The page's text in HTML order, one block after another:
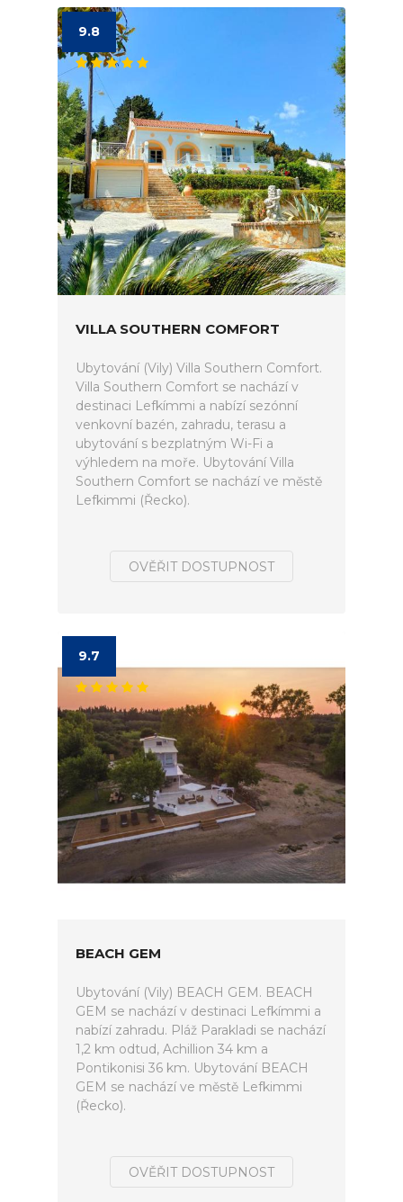
9.8
VILLA SOUTHERN COMFORT
Ubytování (Vily) Villa Southern Comfort.
Villa Southern Comfort se nachází v
destinaci Lefkímmi a nabízí sezónní
venkovní bazén, zahradu, terasu a
ubytování s bezplatným Wi-Fi a
výhledem na moře. Ubytování Villa
Southern Comfort se nachází ve městě
Lefkimmi (Řecko).
OVĚŘIT DOSTUPNOST
9.7
BEACH GEM
Ubytování (Vily) BEACH GEM. BEACH
GEM se nachází v destinaci Lefkímmi a
nabízí zahradu. Pláž Parakladi se nachází
1,2 km odtud, Achillion 34 km a
Pontikonisi 36 km. Ubytování BEACH
GEM se nachází ve městě Lefkimmi
(Řecko).
OVĚŘIT DOSTUPNOST